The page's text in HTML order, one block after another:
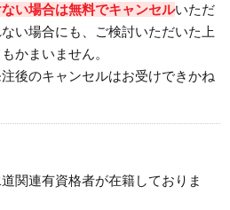
い場合は無料でキャンセルいただ
い場合にも、ご検討いただいた上
かまいません。
後のキャンセルはお受けできかね
関連有資格者が在籍しておりま